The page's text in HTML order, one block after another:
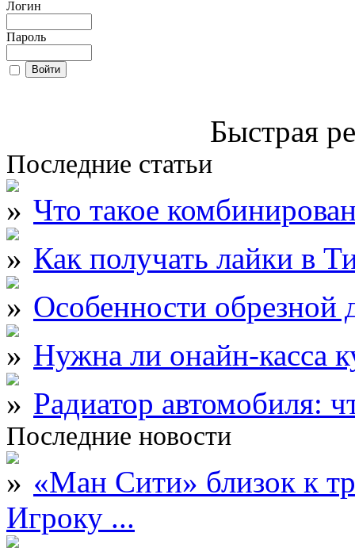
Логин
Пароль
Быстрая
Последние статьи
Что такое
Как получать лайки в
Особенности обрезной
Нужна ли онайн-касса
Радиатор автомобиля:
Последние новости
«Ман Сити» близок к
Игроку ...